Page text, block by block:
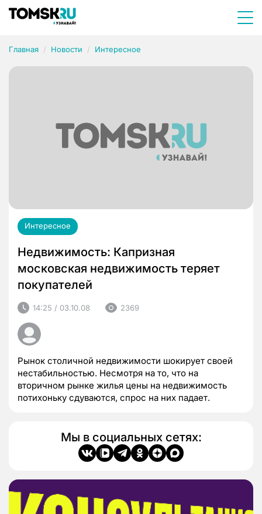
Главная Новости Интересное
Интересное
Недвижимость: Капризная
московская недвижимость теряет
покупателей
14:25 / 03.10.08 2369
Рынок столичной недвижимости шокирует своей
нестабильностью. Несмотря на то, что на
вторичном рынке жилья цены на недвижимость
потихоньку сдуваются, спрос на них падает.
Мы в социальных сетях: